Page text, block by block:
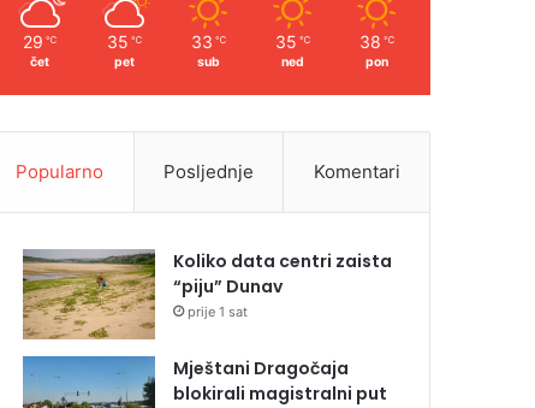
29 ℃
čet
35 ℃
pet
33 ℃
sub
35 ℃
ned
38 ℃
pon
Popularno Posljednje Komentari
Koliko data centri zaista
“piju” Dunav
prije 1 sat
Mještani Dragočaja
blokirali magistralni put